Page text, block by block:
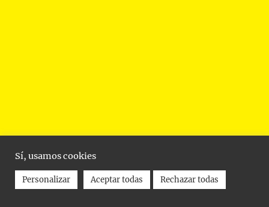
Sí, usamos cookies
Personalizar Aceptar todas Rechazar todas